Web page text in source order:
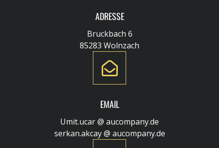
ADRESSE
Bruckbach 6
85283 Wolnzach
EMAIL
Umit.ucar @ aucompany.de
serkan.akcay @ aucompany.de